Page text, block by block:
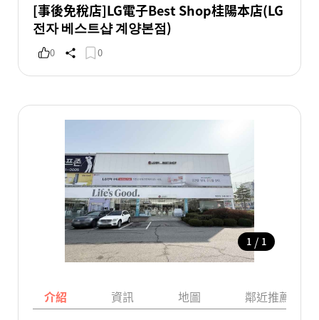
[事後免稅店]LG電子Best Shop桂陽本店(LG
전자 베스트샵 계양본점)
0 0
1 / 1
介紹 資訊 地圖 鄰近推薦景點